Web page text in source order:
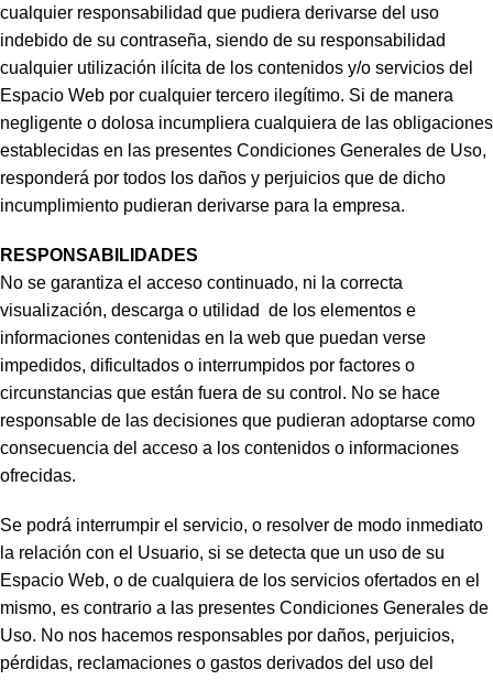
cualquier responsabilidad que pudiera derivarse del uso
indebido de su contraseña, siendo de su responsabilidad
cualquier utilización ilícita de los contenidos y/o servicios del
Espacio Web por cualquier tercero ilegítimo. Si de manera
negligente o dolosa incumpliera cualquiera de las obligaciones
establecidas en las presentes Condiciones Generales de Uso,
responderá por todos los daños y perjuicios que de dicho
incumplimiento pudieran derivarse para la empresa.
RESPONSABILIDADES
No se garantiza el acceso continuado, ni la correcta
visualización, descarga o utilidad de los elementos e
informaciones contenidas en la web que puedan verse
impedidos, dificultados o interrumpidos por factores o
circunstancias que están fuera de su control. No se hace
responsable de las decisiones que pudieran adoptarse como
consecuencia del acceso a los contenidos o informaciones
ofrecidas.
Se podrá interrumpir el servicio, o resolver de modo inmediato
la relación con el Usuario, si se detecta que un uso de su
Espacio Web, o de cualquiera de los servicios ofertados en el
mismo, es contrario a las presentes Condiciones Generales de
Uso. No nos hacemos responsables por daños, perjuicios,
pérdidas, reclamaciones o gastos derivados del uso del